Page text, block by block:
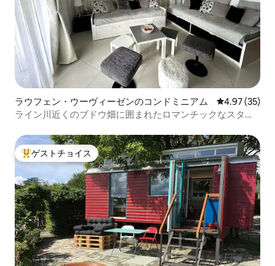
ラウフェン・ウーヴィーゼンのコンドミニアム レビュー35
4.97 (35)
ライン川近くのブドウ畑に囲まれたロマンチックなスタジ
大好評のゲストチョイスです。
ゲストチョイス